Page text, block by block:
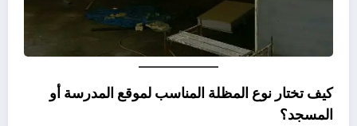
كيف تختار نوع المظلة المناسب لموقع المدرسة أو
المسجد؟